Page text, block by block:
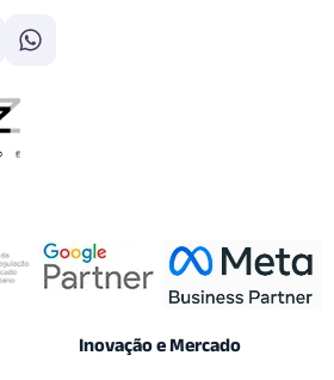
Inovação e Mercado